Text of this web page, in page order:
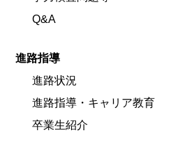
Q&A
進路指導
進路状況
進路指導・キャリア教育
卒業生紹介